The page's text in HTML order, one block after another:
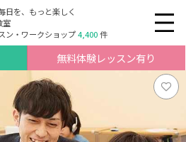
日を、もっと楽しく
室
ン・ワークショップ4,400件
無料体験レッスン有り